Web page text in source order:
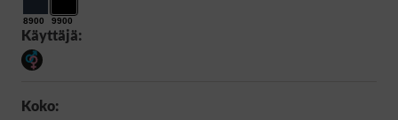
8900 9900
Käyttäjä:
Koko: